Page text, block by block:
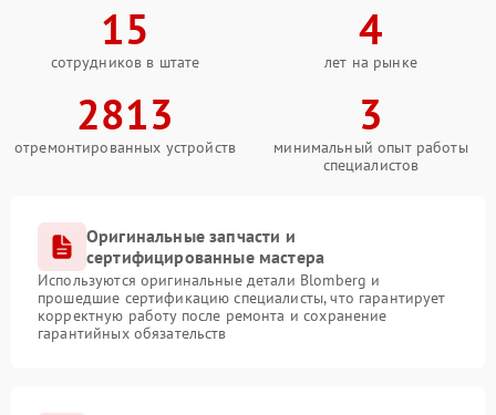
15
сотрудников в штате
4
лет на рынке
2813
отремонтированных устройств
3
минимальный опыт работы
специалистов
Оригинальные запчасти и
сертифицированные мастера
Используются оригинальные детали Blomberg и
прошедшие сертификацию специалисты, что гарантирует
корректную работу после ремонта и сохранение
гарантийных обязательств